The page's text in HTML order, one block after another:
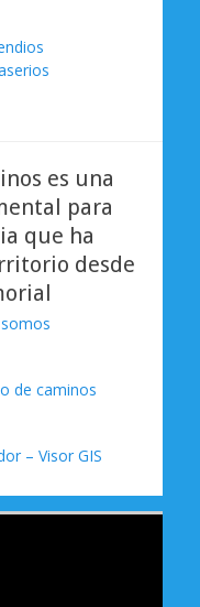
es una
para
que ha
desde